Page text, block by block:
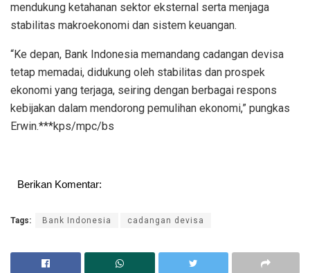
mendukung ketahanan sektor eksternal serta menjaga
stabilitas makroekonomi dan sistem keuangan.
“Ke depan, Bank Indonesia memandang cadangan devisa
tetap memadai, didukung oleh stabilitas dan prospek
ekonomi yang terjaga, seiring dengan berbagai respons
kebijakan dalam mendorong pemulihan ekonomi,” pungkas
Erwin.***kps/mpc/bs
Berikan Komentar:
Tags: Bank Indonesia cadangan devisa